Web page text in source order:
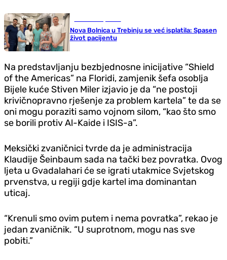
Nova Bolnica u Trebinju se već isplatila: Spasen
život pacijentu
Na predstavljanju bezbjednosne inicijative “Shield
of the Americas” na Floridi, zamjenik šefa osoblja
Bijele kuće Stiven Miler izjavio je da “ne postoji
krivičnopravno rješenje za problem kartela” te da se
oni mogu poraziti samo vojnom silom, “kao što smo
se borili protiv Al-Kaide i ISIS-a”.
Meksički zvaničnici tvrde da je administracija
Klaudije Šeinbaum sada na tački bez povratka. Ovog
ljeta u Gvadalahari će se igrati utakmice Svjetskog
prvenstva, u regiji gdje kartel ima dominantan
uticaj.
“Krenuli smo ovim putem i nema povratka”, rekao je
jedan zvaničnik. “U suprotnom, mogu nas sve
pobiti.”